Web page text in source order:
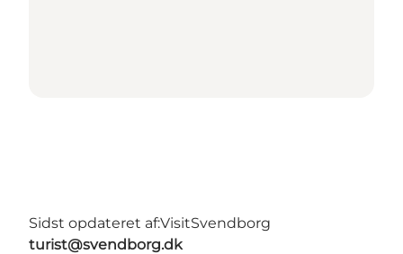
Sidst opdateret af:VisitSvendborg
turist@svendborg.dk